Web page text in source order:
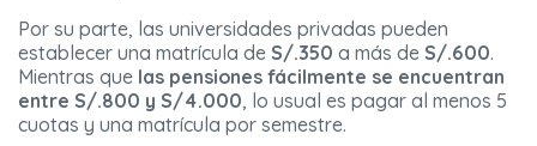
Por su parte, las universidades privadas pueden
establecer una matrícula de S/.350 a más de S/.600.
Mientras que las pensiones fácilmente se encuentran
entre S/.800 y S/4.000, lo usual es pagar al menos 5
cuotas y una matrícula por semestre.